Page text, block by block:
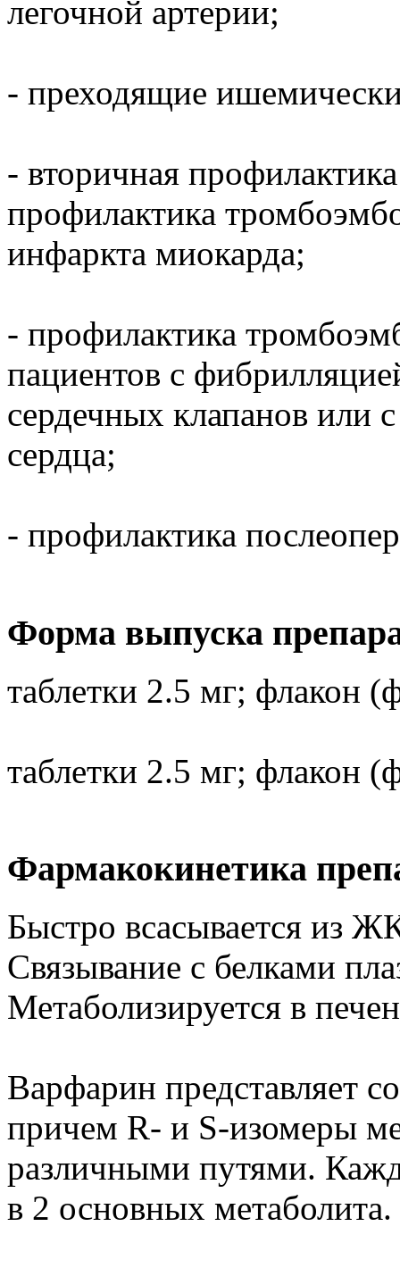
легочной артерии;
- преходящие
- вторичная
профилактика
инфаркта миокарда;
- профилактика
пациентов с
сердечных клапанов или
сердца;
- профилактика
Форма выпуска
таблетки 2.5 мг; флакон
таблетки 2.5 мг; флакон
Фармакокинетика
Быстро всасывается из
Связывание с белками
Метаболизируется в
Варфарин представляет
причем R- и S-изомеры
различными путями.
в 2 основных метаболита.